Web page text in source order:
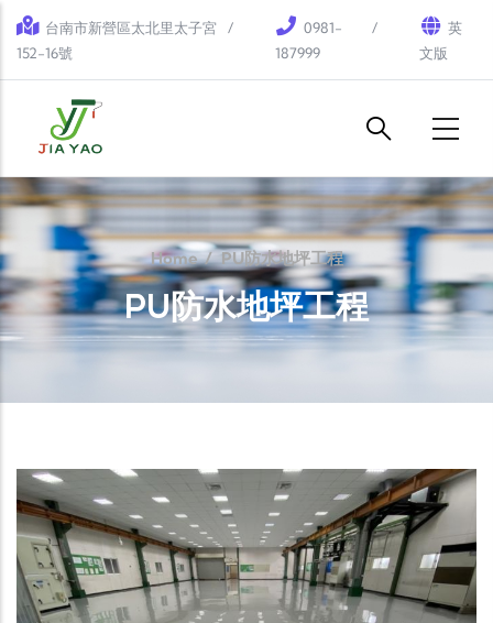
Skip to main content
台南市新營區太北里太子宮
152-16號
0981-
187999
英
文版
Home/ PU防水地坪工程
PU防水地坪工程